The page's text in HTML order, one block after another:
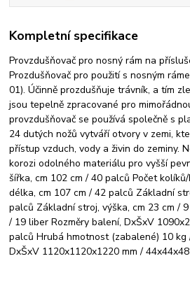
Kompletní specifikace
Provzdušňovač pro nosný rám na
Prozdušňovač pro použití s nosným
01). Účinně prozdušňuje trávník, a tím
jsou tepelně zpracované pro
provzdušňovač se používá společně s
24 dutých nožů vytváří otvory v zemi,
přístup vzduch, vody a živin do zeminy.
korozi odolného materiálu pro vyšší
šířka, cm 102 cm / 40 palců Počet
délka, cm 107 cm / 42 palců Základní
palců Základní stroj, výška, cm 23 cm /
/ 19 liber Rozměry balení, DxŠxV
palců Hrubá hmotnost (zabalené) 10 kg
DxŠxV 1120x1120x1220 mm /